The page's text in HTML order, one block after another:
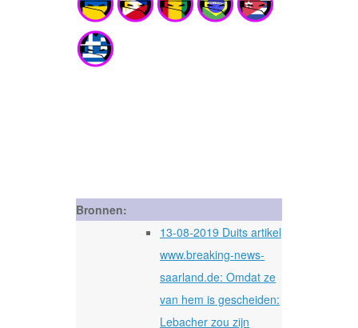
Bronnen:
13-08-2019 Duits artikel
www.breaking-news-
saarland.de: Omdat ze
van hem is gescheiden:
Lebacher zou zijn